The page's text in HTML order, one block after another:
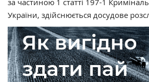
України, здійснюється досудове